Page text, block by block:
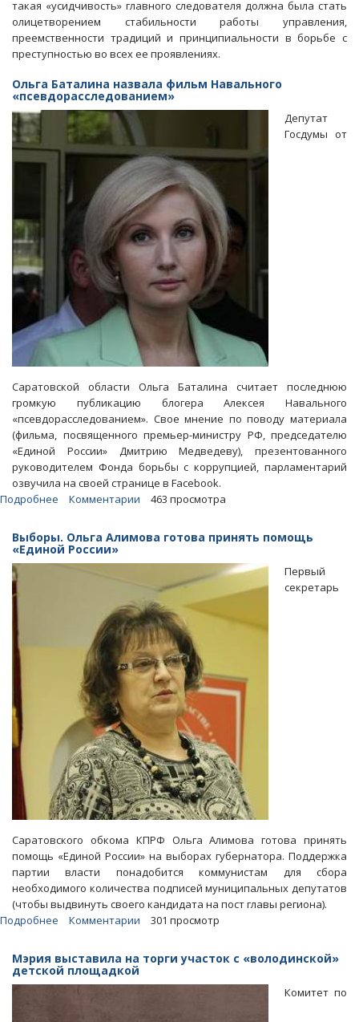
такая «усидчивость» главного следователя должна была стать
олицетворением стабильности работы управления,
преемственности традиций и принципиальности в борьбе с
преступностью во всех ее проявлениях.
Ольга Баталина назвала фильм Навального
«псевдорасследованием»
Депутат
Госдумы от
Саратовской области Ольга Баталина считает последнюю
громкую публикацию блогера Алексея Навального
«псевдорасследованием». Свое мнение по поводу материала
(фильма, посвященного премьер-министру РФ, председателю
«Единой России» Дмитрию Медведеву), презентованного
руководителем Фонда борьбы с коррупцией, парламентарий
озвучила на своей странице в Facebook.
Подробнее
Баталина
назвала
фильм
«псевдорасследованием»
Комментарии 463 просмотра
Выборы. Ольга Алимова готова принять помощь
«Единой России»
Первый
секретарь
Саратовского обкома КПРФ Ольга Алимова готова принять
помощь «Единой России» на выборах губернатора. Поддержка
партии власти понадобится коммунистам для сбора
необходимого количества подписей муниципальных депутатов
(чтобы выдвинуть своего кандидата на пост главы региона).
Подробнее
Алимова
готова
помощь
Комментарии 301 просмотр
Мэрия выставила на торги участок с «володинской»
детской площадкой
Комитет по